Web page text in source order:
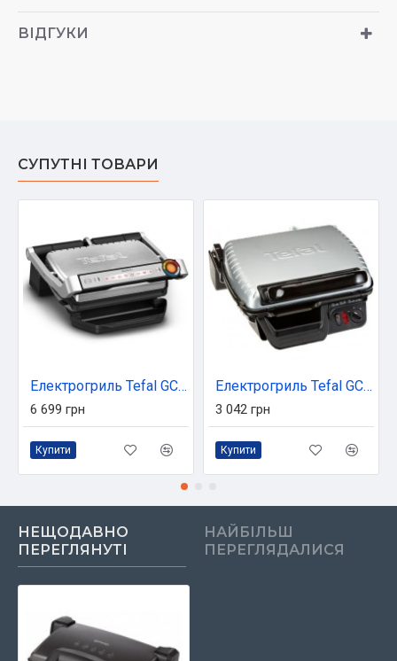
ВІДГУКИ
СУПУТНІ ТОВАРИ
Електрогриль Tefal GC717D10
6 699 грн
Купити
Електрогриль Tefal GC305012
3 042 грн
Купити
НЕЩОДАВНО
ПЕРЕГЛЯНУТІ
НАЙБІЛЬШ
ПЕРЕГЛЯДАЛИСЯ